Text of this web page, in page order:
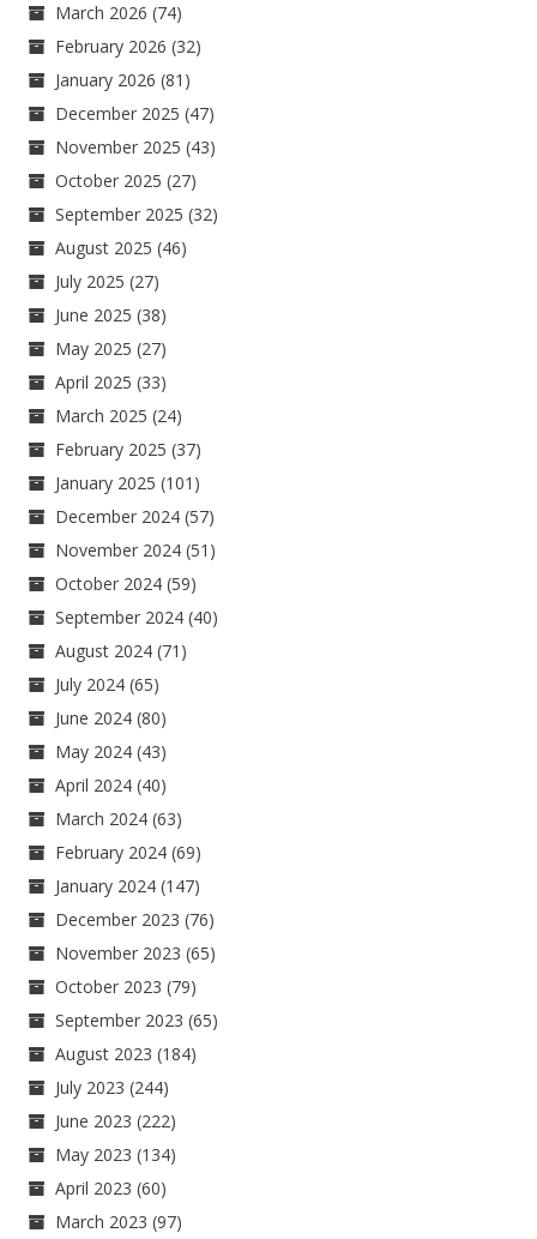
March 2026 (74)
February 2026 (32)
January 2026 (81)
December 2025 (47)
November 2025 (43)
October 2025 (27)
September 2025 (32)
August 2025 (46)
July 2025 (27)
June 2025 (38)
May 2025 (27)
April 2025 (33)
March 2025 (24)
February 2025 (37)
January 2025 (101)
December 2024 (57)
November 2024 (51)
October 2024 (59)
September 2024 (40)
August 2024 (71)
July 2024 (65)
June 2024 (80)
May 2024 (43)
April 2024 (40)
March 2024 (63)
February 2024 (69)
January 2024 (147)
December 2023 (76)
November 2023 (65)
October 2023 (79)
September 2023 (65)
August 2023 (184)
July 2023 (244)
June 2023 (222)
May 2023 (134)
April 2023 (60)
March 2023 (97)